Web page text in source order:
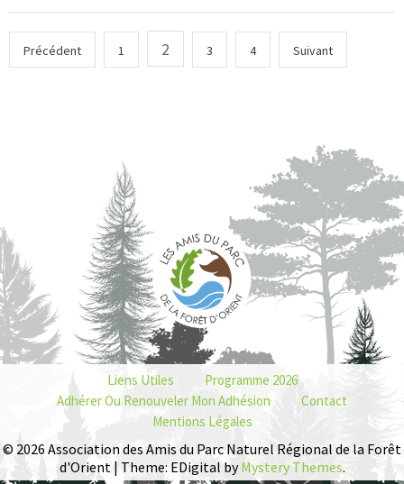
Précédent 1 2 3 4 Suivant
Liens Utiles
Programme 2026
Adhérer Ou Renouveler Mon Adhésion
Contact
Mentions Légales
© 2026 Association des Amis du Parc Naturel Régional de la Forêt
d'Orient | Theme: EDigital byMystery Themes.